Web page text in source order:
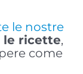
le nostre
le ricette,
come